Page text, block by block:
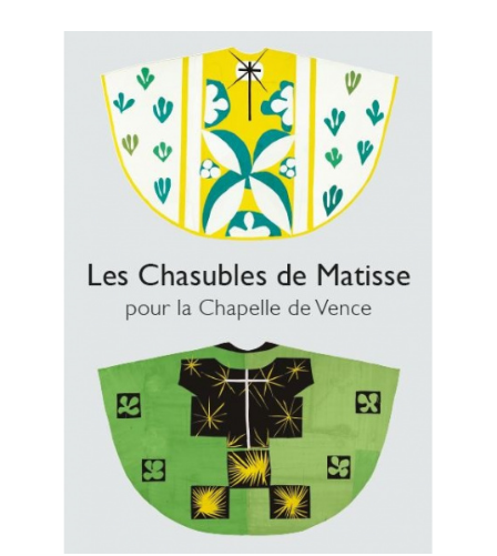
Devenu spectateur du processus créatif, le lecteur
découvre, à travers l’élaboration des numéros de Verve qui
lui sont consacrés et de Jazz, comment une visite d’atelier
peut donner naissance à un projet éditorial, et observe les
idées se prolonger d’un ouvrage à l’autre. Ces échanges
inégalement répartis – 139 de la main de Matisse et 38 de
accompagnés des notes et d’une introduction éclairante
par l’historienne de l’art Anne Coron, et d’une cinquantaine
de reproductions d’œuvres de l’artiste.
Ouvrage soutenu par le CNL.
favorite_border